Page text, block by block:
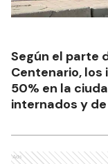
Según el parte
Centenario,
50% en la
internados y
Ads